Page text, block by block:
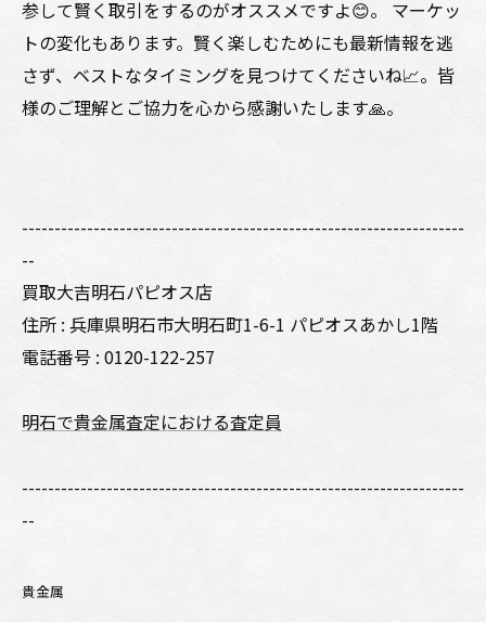
参して賢く取引をするのがオススメですよ😊。 マーケッ
トの変化もあります。賢く楽しむためにも最新情報を逃
さず、ベストなタイミングを見つけてくださいね📈。皆
様のご理解とご協力を心から感謝いたします🙏。
--------------------------------------------------------------------
--
買取大吉明石パピオス店
住所 : 兵庫県明石市大明石町1-6-1 パピオスあかし1階
電話番号 : 0120-122-257
明石で貴金属査定における査定員
--------------------------------------------------------------------
--
貴金属